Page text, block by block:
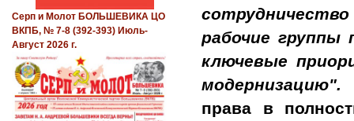
рабочие группы
ключевые
модернизацию".
права в
Серп и Молот БОЛЬШЕВИКА ЦО
ВКПБ, № 7-8 (392-393) Июль-
Август 2026 г.